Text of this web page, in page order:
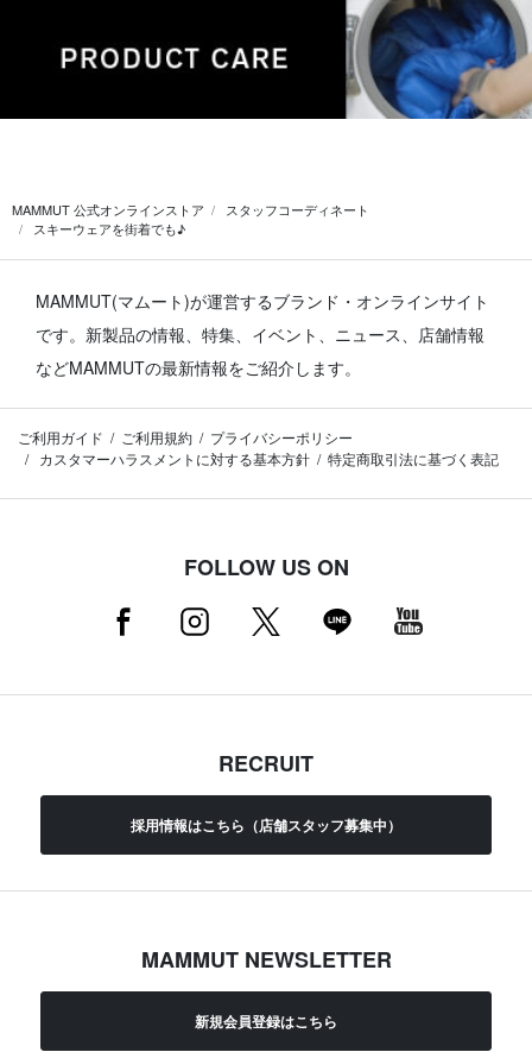
MAMMUT 公式オンラインストア
スタッフコーディネート
スキーウェアを街着でも♪
MAMMUT(マムート)が運営するブランド・オンラインサイト
です。 新製品の情報、特集、イベント、ニュース、店舗情報
などMAMMUTの最新情報をご紹介します。
ご利用ガイド ご利用規約
プライバシーポリシー
カスタマーハラスメントに対する基本方針
特定商取引法に基づく表記
FOLLOW US ON
RECRUIT
採用情報はこちら（店舗スタッフ募集中）
MAMMUT NEWSLETTER
新規会員登録はこちら